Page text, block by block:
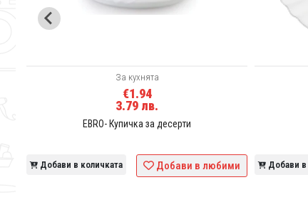
За кухнята
€1.94
3.79 лв.
EBRO- Купичка за десерти
Добави в количката Добави в любими Добави в